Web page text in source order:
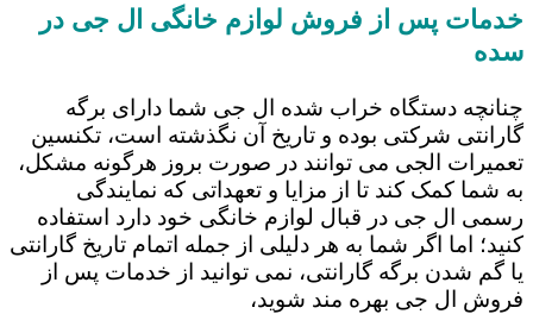
خدمات پس از فروش لوازم خانگی ال جی در
سده
چنانچه دستگاه خراب شده ال جی شما دارای برگه
گارانتی شرکتی بوده و تاریخ آن نگذشته است، تکنسین
تعمیرات الجی می توانند در صورت بروز هرگونه مشکل،
به شما کمک کند تا از مزایا و تعهداتی که نمایندگی
رسمی ال جی در قبال لوازم خانگی خود دارد استفاده
کنید؛ اما اگر شما به هر دلیلی از جمله اتمام تاریخ گارانتی
یا گم شدن برگه گارانتی، نمی توانید از خدمات پس از
فروش ال جی بهره مند شوید،